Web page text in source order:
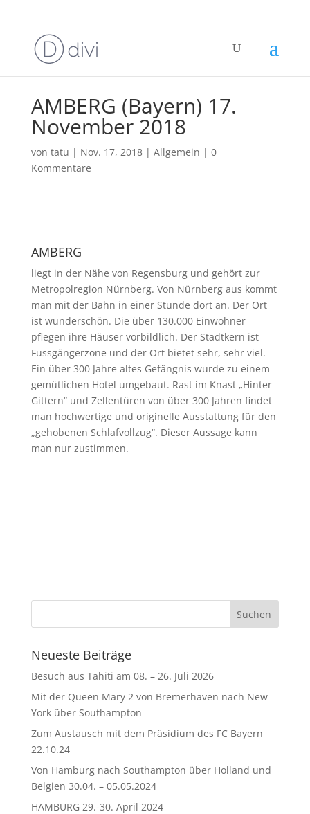
AMBERG (Bayern) 17.
November 2018
von tatu | Nov. 17, 2018| Allgemein | 0
Kommentare
AMBERG
liegt in der Nähe von Regensburg und gehört zur
Metropolregion Nürnberg. Von Nürnberg aus kommt
man mit der Bahn in einer Stunde dort an. Der Ort
ist wunderschön. Die über 130.000 Einwohner
pflegen ihre Häuser vorbildlich. Der Stadtkern ist
Fussgängerzone und der Ort bietet sehr, sehr viel.
Ein über 300 Jahre altes Gefängnis wurde zu einem
gemütlichen Hotel umgebaut. Rast im Knast „Hinter
Gittern“ und Zellentüren von über 300 Jahren findet
man hochwertige und originelle Ausstattung für den
„gehobenen Schlafvollzug“. Dieser Aussage kann
man nur zustimmen.
Neueste Beiträge
Besuch aus Tahiti am 08. – 26. Juli 2026
Mit der Queen Mary 2 von Bremerhaven nach New
York über Southampton
Zum Austausch mit dem Präsidium des FC Bayern
22.10.24
Von Hamburg nach Southampton über Holland und
Belgien 30.04. – 05.05.2024
HAMBURG 29.-30. April 2024